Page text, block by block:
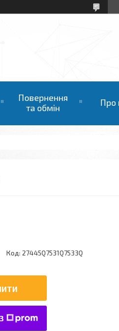
Повернення
та обмін
Про
Код: 27445Q7531Q7533Q